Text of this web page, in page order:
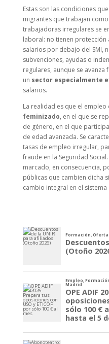
Estas son las condiciones
migrantes que trabajan
trabajadoras irregulares se
laboral: no tienen
salarios por debajo del SMI,
subvenciones, ayudas o
regulares, aunque se
un sector especialmente
salarios.
La realidad es que el empleo
feminizado, en el que se
de género, en el que
de edad avanzada. Se
tasas de empleo irregular,
fraude en la Seguridad
marcado, en consecuencia,
públicas que cambien dicha
cambio integral en el